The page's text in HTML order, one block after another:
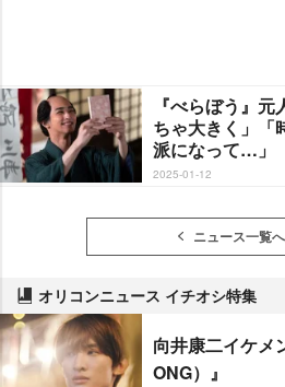
『べらぼう』
ちゃ大きく」「
派になって…」
2025-01-12
ニュース一覧
オリコンニュース イチオシ特集
向井康二イケメ
ONG）』